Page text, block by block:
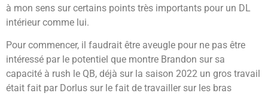
à mon sens sur certains points très importants pour un DL
intérieur comme lui.
Pour commencer, il faudrait être aveugle pour ne pas être
intéressé par le potentiel que montre Brandon sur sa
capacité à rush le QB, déjà sur la saison 2022 un gros travail
était fait par Dorlus sur le fait de travailler sur les bras